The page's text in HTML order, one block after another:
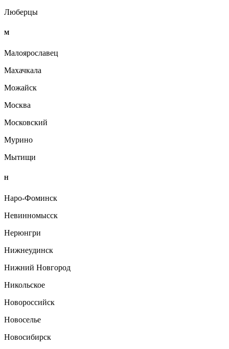
Люберцы
М
Малоярославец
Махачкала
Можайск
Москва
Московский
Мурино
Мытищи
Н
Наро-Фоминск
Невинномысск
Нерюнгри
Нижнеудинск
Нижний Новгород
Никольское
Новороссийск
Новоселье
Новосибирск